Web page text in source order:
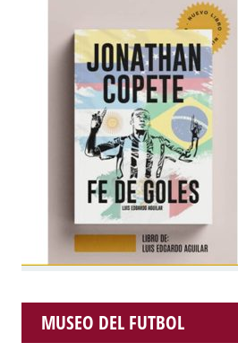
MUSEO DEL FUTBOL